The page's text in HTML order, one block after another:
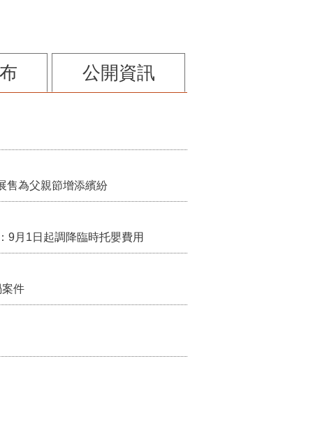
公開資訊
為父親節增添繽紛
9月1日起調降臨時托嬰費用
件